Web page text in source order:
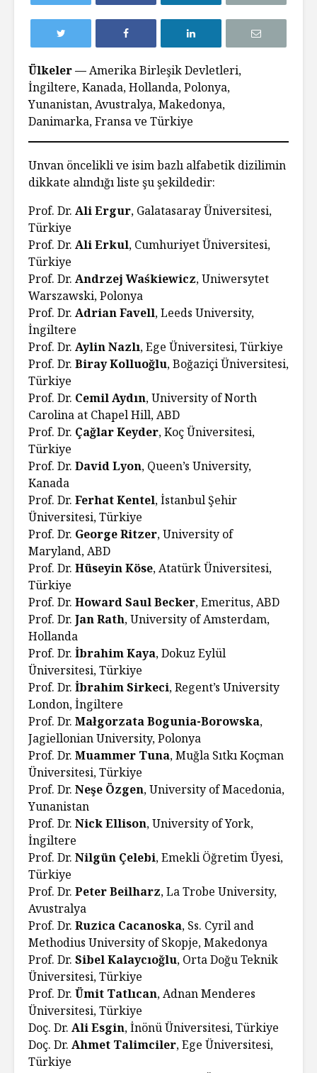
Ülkeler —Amerika Birleşik Devletleri,
İngiltere, Kanada, Hollanda, Polonya,
Yunanistan, Avustralya, Makedonya,
Danimarka, Fransa ve Türkiye
Unvan öncelikli ve isim bazlı alfabetik dizilimin
dikkate alındığı liste şu şekildedir:
Prof. Dr. Ali Ergur, Galatasaray Üniversitesi,
Türkiye
Prof. Dr. Ali Erkul, Cumhuriyet Üniversitesi,
Türkiye
Prof. Dr. Andrzej Waśkiewicz, Uniwersytet
Warszawski, Polonya
Prof. Dr. Adrian Favell, Leeds University,
İngiltere
Prof. Dr. Aylin Nazlı, Ege Üniversitesi, Türkiye
Prof. Dr. Biray Kolluoğlu, Boğaziçi Üniversitesi,
Türkiye
Prof. Dr. Cemil Aydın, University of North
Carolina at Chapel Hill, ABD
Prof. Dr. Çağlar Keyder, Koç Üniversitesi,
Türkiye
Prof. Dr. David Lyon, Queen’s University,
Kanada
Prof. Dr. Ferhat Kentel, İstanbul Şehir
Üniversitesi, Türkiye
Prof. Dr. George Ritzer, University of
Maryland, ABD
Prof. Dr. Hüseyin Köse, Atatürk Üniversitesi,
Türkiye
Prof. Dr. Howard Saul Becker, Emeritus, ABD
Prof. Dr. Jan Rath, University of Amsterdam,
Hollanda
Prof. Dr. İbrahim Kaya, Dokuz Eylül
Üniversitesi, Türkiye
Prof. Dr. İbrahim Sirkeci, Regent’s University
London, İngiltere
Prof. Dr. Małgorzata Bogunia-Borowska,
Jagiellonian University, Polonya
Prof. Dr. Muammer Tuna, Muğla Sıtkı Koçman
Üniversitesi, Türkiye
Prof. Dr. Neşe Özgen, University of Macedonia,
Yunanistan
Prof. Dr. Nick Ellison, University of York,
İngiltere
Prof. Dr. Nilgün Çelebi, Emekli Öğretim Üyesi,
Türkiye
Prof. Dr. Peter Beilharz, La Trobe University,
Avustralya
Prof. Dr. Ruzica Cacanoska, Ss. Cyril and
Methodius University of Skopje, Makedonya
Prof. Dr. Sibel Kalaycıoğlu, Orta Doğu Teknik
Üniversitesi, Türkiye
Prof. Dr. Ümit Tatlıcan, Adnan Menderes
Üniversitesi, Türkiye
Doç. Dr. Ali Esgin, İnönü Üniversitesi, Türkiye
Doç. Dr. Ahmet Talimciler, Ege Üniversitesi,
Türkiye